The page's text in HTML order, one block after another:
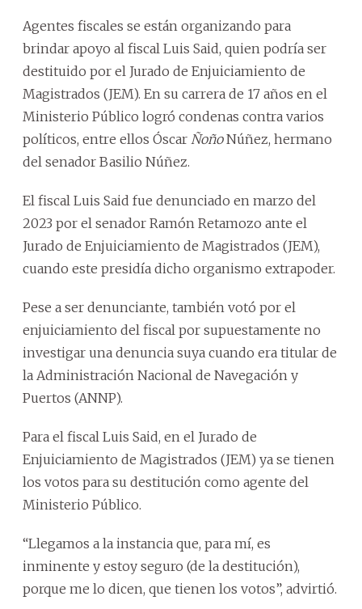
Agentes fiscales se están organizando para
brindar apoyo al fiscal Luis Said, quien podría ser
destituido por el Jurado de Enjuiciamiento de
Magistrados (JEM). En su carrera de 17 años en el
Ministerio Público logró condenas contra varios
políticos, entre ellos Óscar ÑoñoNúñez, hermano
del senador Basilio Núñez.
El fiscal Luis Said fue denunciado en marzo del
2023 por el senador Ramón Retamozo ante el
Jurado de Enjuiciamiento de Magistrados (JEM),
cuando este presidía dicho organismo extrapoder.
Pese a ser denunciante, también votó por el
enjuiciamiento del fiscal por supuestamente no
investigar una denuncia suya cuando era titular de
la Administración Nacional de Navegación y
Puertos (ANNP).
Para el fiscal Luis Said, en el Jurado de
Enjuiciamiento de Magistrados (JEM) ya se tienen
los votos para su destitución como agente del
Ministerio Público.
“Llegamos a la instancia que, para mí, es
inminente y estoy seguro (de la destitución),
porque me lo dicen, que tienen los votos”, advirtió.